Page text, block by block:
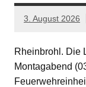
3. August 2026
Rheinbrohl. Die
Montagabend